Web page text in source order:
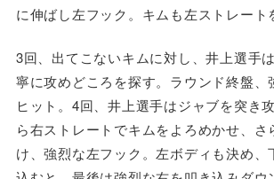
に伸ばし左フック。キムも左ストレート
3回、出てこないキムに対し、井上選手
寧に攻めどころを探す。ラウンド終盤、
ヒット。4回、井上選手はジャブを突き
ら右ストレートでキムをよろめかせ、さ
け、強烈な左フック。左ボディも決め、